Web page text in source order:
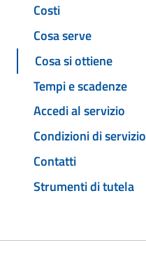
Costi
Cosa serve
Cosa si ottiene
Tempi e scadenze
Accedi al servizio
Condizioni di servizio
Contatti
Strumenti di tutela